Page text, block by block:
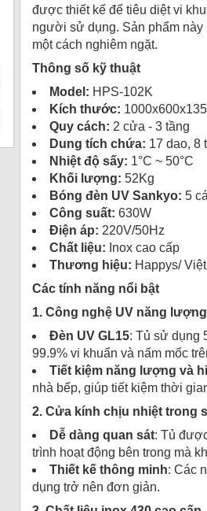
được thiết kế để tiêu diệt vi
người sử dụng. Sản phẩm
một cách nghiêm ngặt.
Thông số kỹ thuật
Model: HPS-102K
Kích thước:
Quy cách: 2 cửa - 3 tầng
Dung tích chứa: 17 dao, 8
Nhiệt độ sấy: 1°C ~ 50°C
Khối lượng: 52Kg
Bóng đèn UV Sankyo: 5
Công suất: 630W
Điện áp: 220V/50Hz
Chất liệu: Inox cao cấp
Thương hiệu: Happys/
Các tính năng nổi bật
1. Công nghệ UV năng
Đèn UV GL15: Tủ sử dụng
99.9% vi khuẩn và nấm mốc
Tiết kiệm năng lượng và
nhà bếp, giúp tiết kiệm thời
2. Cửa kính chịu nhiệt trong
Dễ dàng quan sát: Tủ
trình hoạt động bên trong mà
Thiết kế thông minh: Các
dụng trở nên đơn giản.